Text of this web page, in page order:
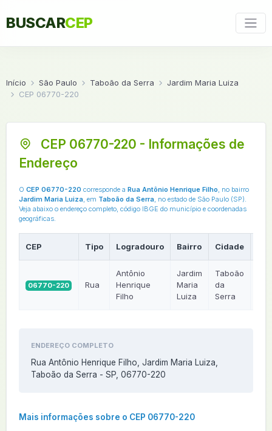
BUSCARCEP
Início São Paulo Taboão da Serra
Jardim Maria Luiza
CEP 06770-220
CEP 06770-220 - Informações de
Endereço
O CEP 06770-220 corresponde a Rua Antônio Henrique Filho, no bairro
Jardim Maria Luiza, em Taboão da Serra, no estado de São Paulo (SP).
Veja abaixo o endereço completo, código IBGE do município e coordenadas
geográficas.
CEP Tipo Logradouro Bairro Cidade
06770-220 Rua
Antônio
Henrique
Filho
Jardim
Maria
Luiza
Taboão
da
Serra
ENDEREÇO COMPLETO
Rua Antônio Henrique Filho, Jardim Maria Luiza,
Taboão da Serra - SP, 06770-220
Mais informações sobre o CEP 06770-220